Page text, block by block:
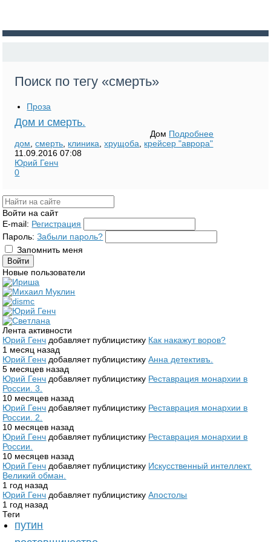
Поиск по тегу «смерть»
Проза
Дом и смерть.
Дом Подробнее
дом ,смерть клиника ,хрущоба
крейсер "аврора"
11.09.201607:08
Юрий Генч
0
Войти на сайт
E-mail: Регистрация
Пароль: Забыли пароль?
Запомнить меня
Новые пользователи
Лента активности
Юрий Генч добавляет публицистику Как накажут воров?
1 месяц назад
Юрий Генч добавляет публицистикуАнна детективъ.
5 месяцев назад
Юрий Генч добавляет публицистику Реставрация монархии в
России. 3.
10 месяцев назад
Юрий Генч добавляет публицистику Реставрация монархии в
России. 2.
10 месяцев назад
Юрий Генч добавляет публицистику Реставрация монархии в
России.
10 месяцев назад
Юрий Генч добавляет публицистику Искусственный интеллект.
Великий обман.
1 год назад
Юрий Генч добавляет публицистикуАпостолы
1 год назад
Теги
путин